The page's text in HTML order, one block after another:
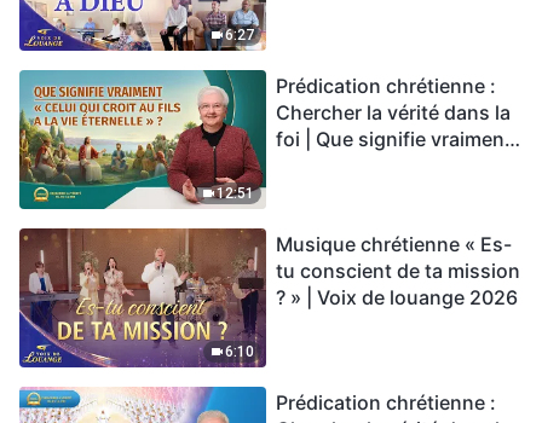
6:27
12:51
Prédication chrétienne :
Chercher la vérité dans la
foi | Que signifie vraiment
6:10
Musique chrétienne « Es-
tu conscient de ta mission
? » | Voix de louange 2026
Prédication chrétienne :